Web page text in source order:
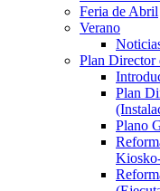
Feria de Abril
Verano
Plan Director
Plan
Plano